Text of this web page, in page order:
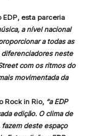
EDP, esta parceria
a nível nacional
a todas as
neste
com os ritmos do
movimentada da
Rock in Rio, “a EDP
edição. O clima de
fazem deste espaço